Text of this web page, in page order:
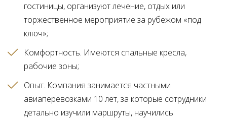
гостиницы, организуют лечение, отдых или
торжественное мероприятие за рубежом «под
ключ»
Комфортность. Имеются спальные кресла,
рабочие зоны
Опыт. Компания занимается частными
авиаперевозками 10 лет, за которые сотрудники
детально изучили маршруты, научились